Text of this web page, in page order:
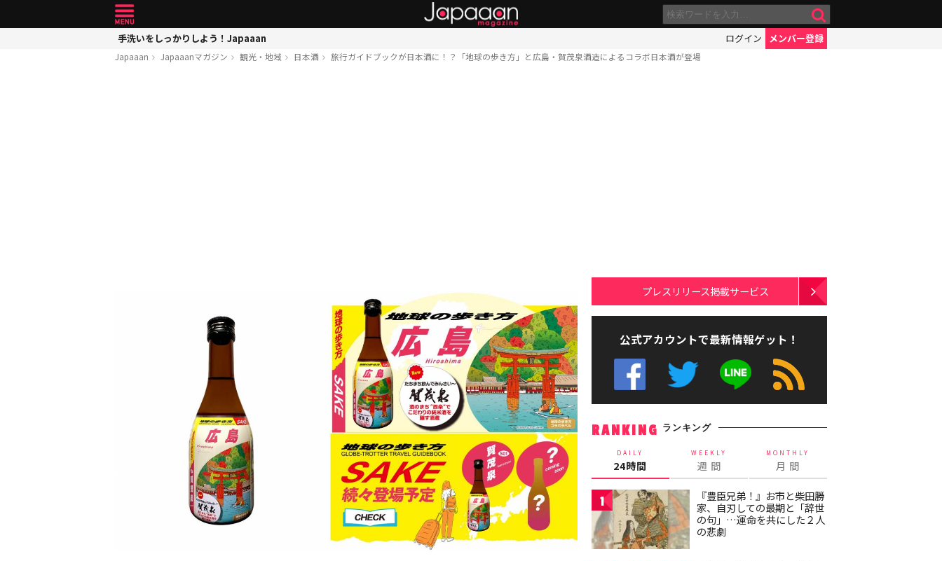
手洗いをしっかりしよう！Japaaan ログイン メンバー登録
Japaaan Japaaanマガジン 観光・地域 日本酒 旅行ガイドブックが日本酒に！？「地球の歩き方」と広島・賀茂泉酒造によるコラボ日本酒が登場
プレスリリース掲載サービス
公式アカウントで最新情報ゲット！
RANKING ランキング
DAILY
24時間
WEEKLY
週 間
MONTHLY
月 間
1
『豊臣兄弟！』お市と柴田勝
家、自刃しての最期と「辞世
の句」…運命を共にした２人
の悲劇